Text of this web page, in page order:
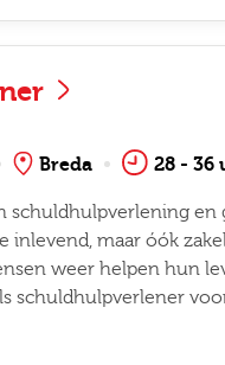
Breda 28 - 36
schuldhulpverlening en
inlevend, maar óók
weer helpen hun
schuldhulpverlener